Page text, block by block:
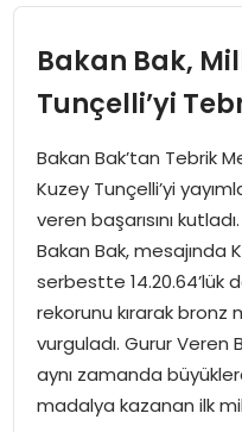
TEKNOLOJI
EKONOMI
SPOR
SIYASET
MAGAZIN
Bakan Bak,
Tunçelli’yi
Bakan Bak’tan Tebrik
Kuzey Tunçelli’yi
veren başarısını
Bakan Bak, mesajında
serbestte 14.20.64’lük
rekorunu kırarak bronz
vurguladı. Gurur Veren
aynı zamanda
madalya kazanan ilk